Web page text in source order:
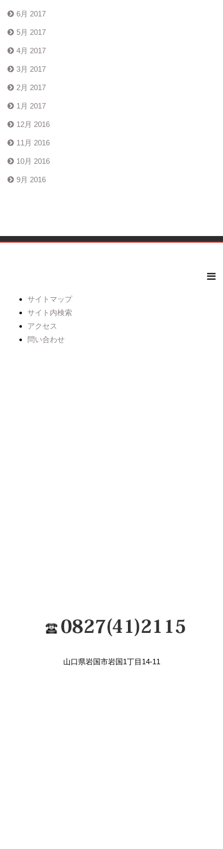
6月 2017
5月 2017
4月 2017
3月 2017
2月 2017
1月 2017
12月 2016
11月 2016
10月 2016
9月 2016
サイトマップ
サイト内検索
アクセス
問い合わせ
山口県岩国市岩国1丁目14-11